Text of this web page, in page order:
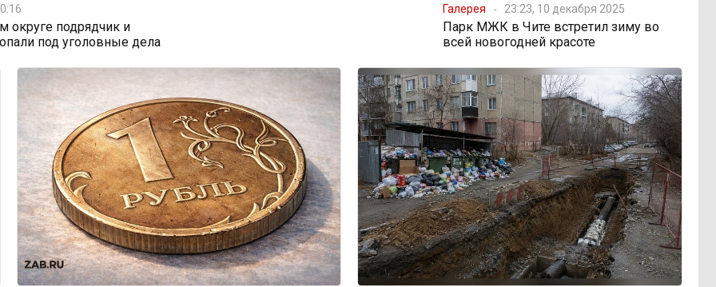
округе подрядчик и
под уголовные дела
Галерея 23:23, 10 декабря 2025
Парк МЖК в Чите встретил зиму во
всей новогодней красоте